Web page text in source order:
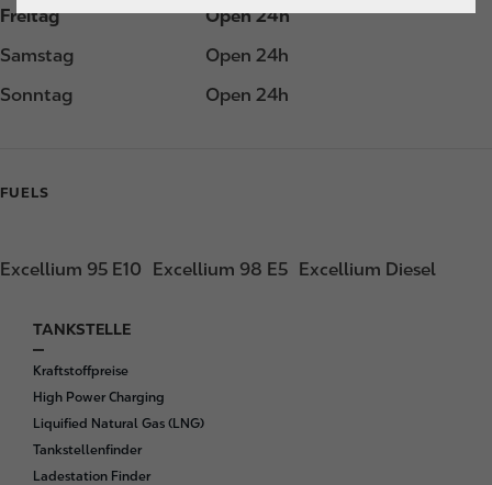
Freitag
Open 24h
Samstag
Open 24h
Sonntag
Open 24h
FUELS
Excellium 95 E10 Excellium 98 E5 Excellium Diesel
F
o
o
t
e
r
TANKSTELLE
Kraftstoffpreise
High Power Charging
Liquified Natural Gas (LNG)
Tankstellenfinder
Ladestation Finder